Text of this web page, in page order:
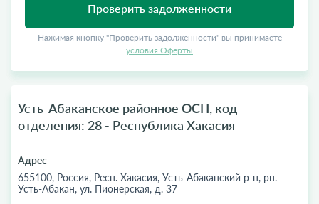
Проверить задолженности
Нажимая кнопку "Проверить задолженности" вы принимаете
условия Оферты
Усть-Абаканское районное ОСП, код
отделения: 28 - Республика Хакасия
Адрес
655100, Россия, Респ. Хакасия, Усть-Абаканский р-н, рп.
Усть-Абакан, ул. Пионерская, д. 37